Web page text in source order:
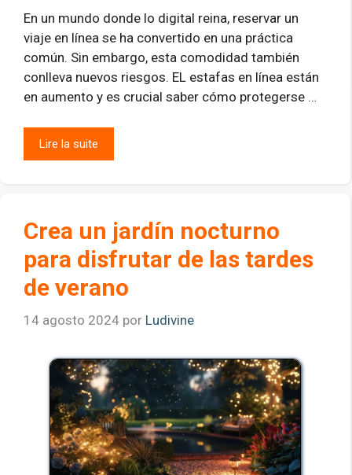
En un mundo donde lo digital reina, reservar un
viaje en línea se ha convertido en una práctica
común. Sin embargo, esta comodidad también
conlleva nuevos riesgos. EL estafas en línea están
en aumento y es crucial saber cómo protegerse …
Lire la suite
Crea un jardín nocturno
para disfrutar de las tardes
de verano
14 agosto 2024 por Ludivine